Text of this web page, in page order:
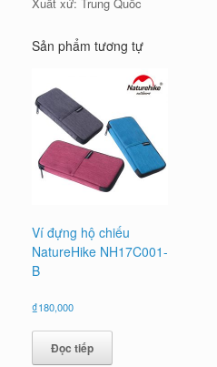
Xuất xứ: Trung Quốc
Sản phẩm tương tự
Ví đựng hộ chiếu
NatureHike NH17C001-
B
₫180,000
Đọc tiếp